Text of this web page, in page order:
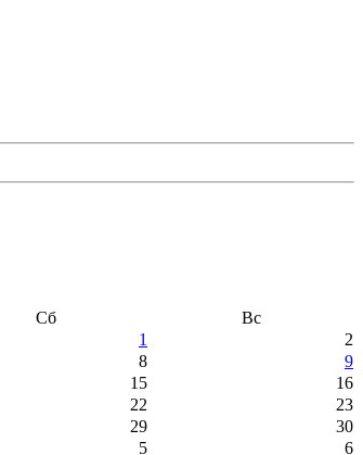
Сб
Вс
1
2
8
9
15
16
22
23
29
30
5 6